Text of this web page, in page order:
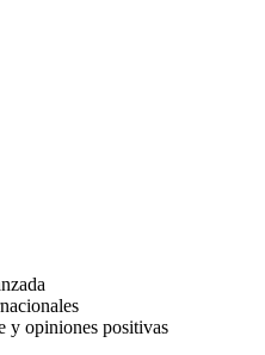
y opiniones positivas